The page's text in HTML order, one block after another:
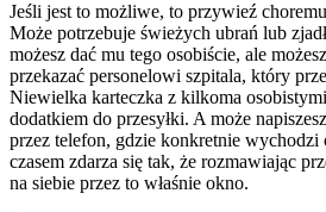
Jeśli jest to możliwe, to przywieź
Może potrzebuje świeżych ubrań lub
możesz dać mu tego osobiście, ale
przekazać personelowi szpitala, który
Niewielka karteczka z kilkoma
dodatkiem do przesyłki. A może
przez telefon, gdzie konkretnie wychodzi
czasem zdarza się tak, że rozmawiając
na siebie przez to właśnie okno.